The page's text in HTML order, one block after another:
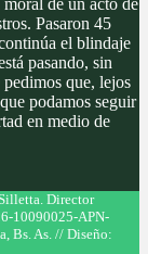
de un acto de
Pasaron 45
el blindaje
pasando, sin
que, lejos
podamos seguir
en medio de
Director
10090025-APN-
Bs. As. // Diseño: